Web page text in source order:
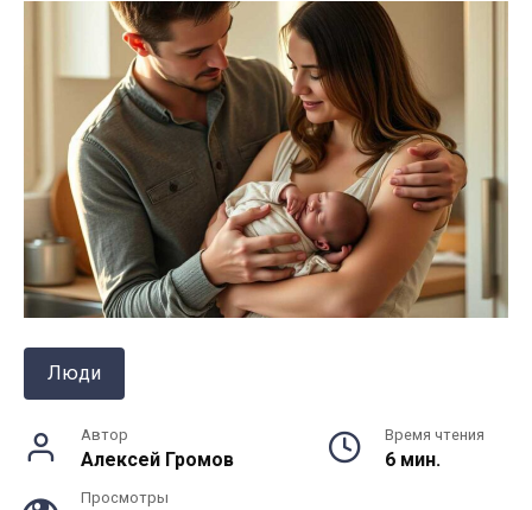
Люди
Автор
Алексей Громов
Время чтения
6 мин.
Просмотры